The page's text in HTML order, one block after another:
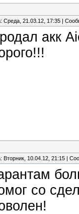
Среда, 21.03.12, 17:35 |
акк
Вторник, 10.04.12, 21:15 |
со